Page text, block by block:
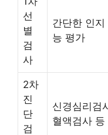
선
별
검
사
간단한 인지
능 평가
2차
진
단
검
신경심리검
혈액검사 등